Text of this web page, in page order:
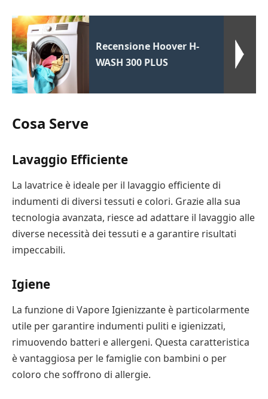
Recensione Hoover H-
WASH 300 PLUS
Cosa Serve
Lavaggio Efficiente
La lavatrice è ideale per il lavaggio efficiente di
indumenti di diversi tessuti e colori. Grazie alla sua
tecnologia avanzata, riesce ad adattare il lavaggio alle
diverse necessità dei tessuti e a garantire risultati
impeccabili.
Igiene
La funzione di Vapore Igienizzante è particolarmente
utile per garantire indumenti puliti e igienizzati,
rimuovendo batteri e allergeni. Questa caratteristica
è vantaggiosa per le famiglie con bambini o per
coloro che soffrono di allergie.